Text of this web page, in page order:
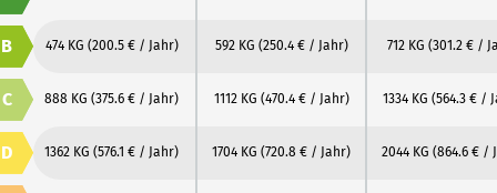
B 474 KG (200.5 € / Jahr) 592 KG (250.4 € / Jahr) 712 KG (301.2 € /
C 888 KG (375.6 € / Jahr) 1112 KG (470.4 € / Jahr) 1334 KG (564.3 € /
D 1362 KG (576.1 € / Jahr) 1704 KG (720.8 € / Jahr) 2044 KG (864.6 € /